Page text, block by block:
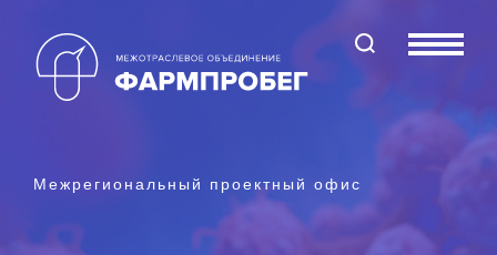
Поиск по сайту
Меню
Межрегиональный проектный офис